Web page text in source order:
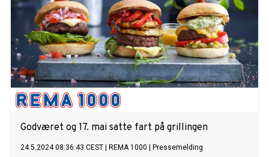
Godværet og 17. mai satte fart på grillingen
24.5.2024 08:36:43 CEST REMA 1000 Pressemelding